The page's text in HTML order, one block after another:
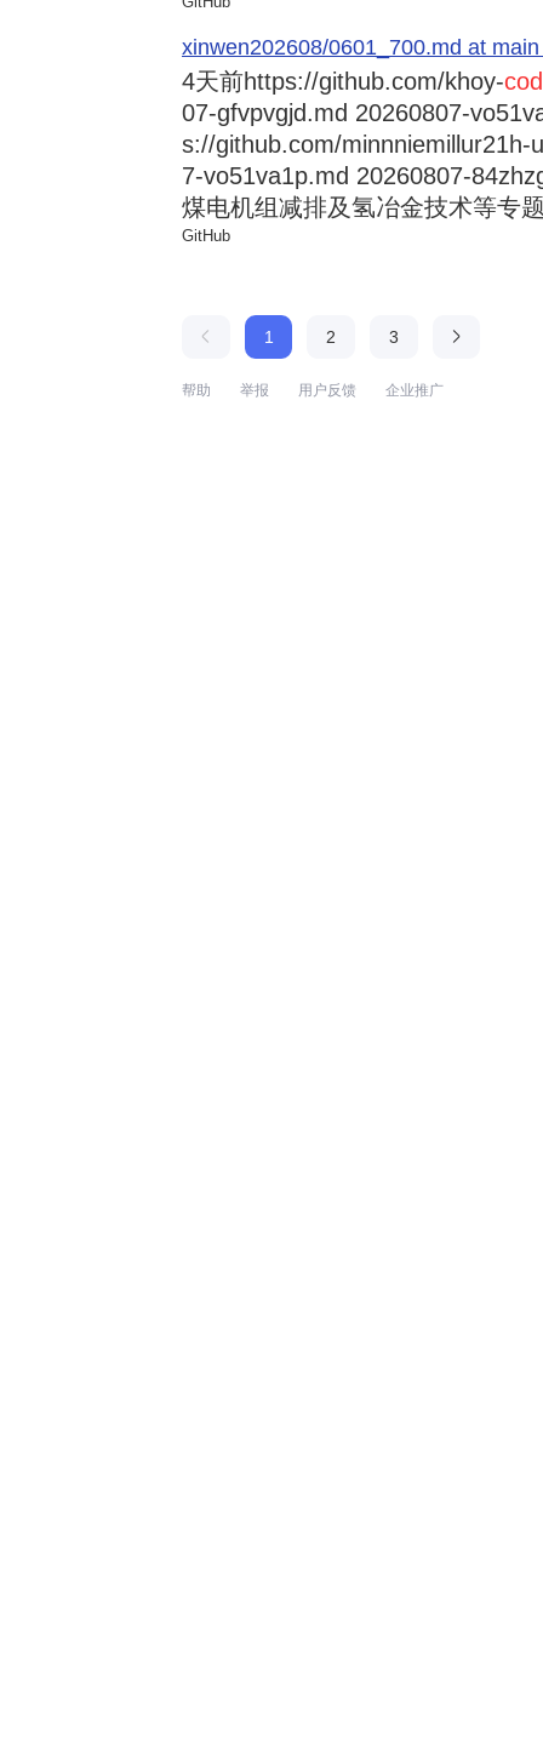
xinwen202608/0601_700.md at
4天前https://github.com/khoy-
07-gfvpvgjd.md 20260807-
s://github.com/minnniemillur21h-
7-vo51va1p.md 20260807-
煤电机组减排及氢冶金技术等专
GitHub
1 2 3
帮助 举报 用户反馈 企业推广